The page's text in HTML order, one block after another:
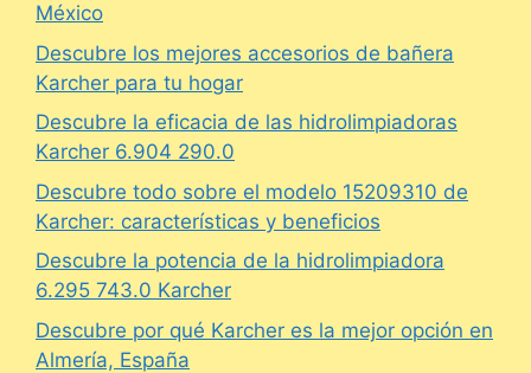
México
Descubre los mejores accesorios de bañera
Karcher para tu hogar
Descubre la eficacia de las hidrolimpiadoras
Karcher 6.904 290.0
Descubre todo sobre el modelo 15209310 de
Karcher: características y beneficios
Descubre la potencia de la hidrolimpiadora
6.295 743.0 Karcher
Descubre por qué Karcher es la mejor opción en
Almería, España